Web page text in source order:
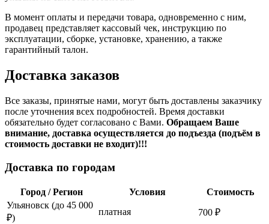
В момент оплаты и передачи товара, одновременно с ним,
продавец представляет кассовый чек, инструкцию по
эксплуатации, сборке, установке, хранению, а также
гарантийный талон.
Доставка заказов
Все заказы, принятые нами, могут быть доставлены заказчику
после уточнения всех подробностей. Время доставки
обязательно будет согласовано с Вами. Обращаем Ваше
внимание, доставка осуществляется до подъезда (подъём в
стоимость доставки не входит)!!!
Доставка по городам
Город / Регион Условия
Стоимость
Ульяновск (до 45 000
₽)
платная
700 ₽